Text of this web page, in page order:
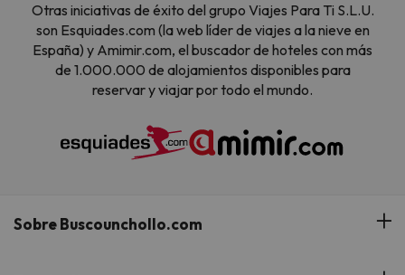
Otras iniciativas de éxito del grupo Viajes Para Ti S.L.U.
son Esquiades.com (la web líder de viajes a la nieve en
España) y Amimir.com, el buscador de hoteles con más
de 1.000.000 de alojamientos disponibles para
reservar y viajar por todo el mundo.
Sobre Buscounchollo.com